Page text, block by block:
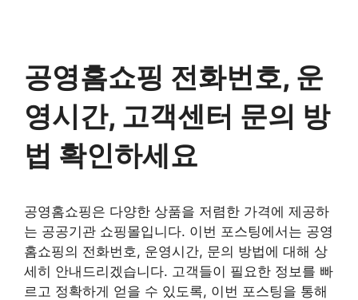
공영홈쇼핑 전화번호, 운
영시간, 고객센터 문의 방
법 확인하세요
공영홈쇼핑은 다양한 상품을 저렴한 가격에 제공하
는 공공기관 쇼핑몰입니다. 이번 포스팅에서는 공영
홈쇼핑의 전화번호, 운영시간, 문의 방법에 대해 상
세히 안내드리겠습니다. 고객들이 필요한 정보를 빠
르고 정확하게 얻을 수 있도록, 이번 포스팅을 통해